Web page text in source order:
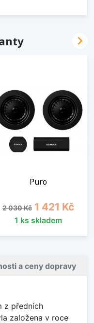
Puro
Běžná cena
2 030 Kč Cena
1 421 Kč
1 ks skladem

a ceny dopravy
z předních
založena v roce